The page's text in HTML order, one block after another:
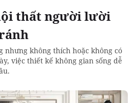
thất người lười
nhưng không thích hoặc không có
việc thiết kế không gian sống dễ